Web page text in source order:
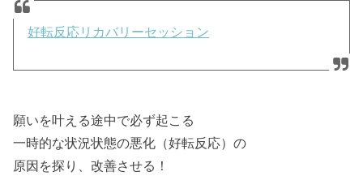
好転反応リカバリーセッション
願いを叶える途中で必ず起こる
一時的な状況状態の悪化（好転反応）の
原因を探り、改善させる！